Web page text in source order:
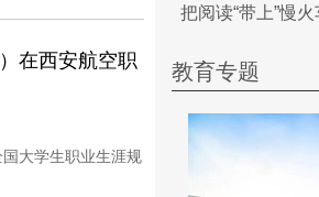
在西安航空职
大学生职业生涯规
把阅读“带上”慢火
教育专题